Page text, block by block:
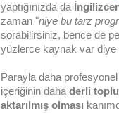
yaptığınızda da
zaman "niye bu tarz
sorabilirsiniz, bence de
yüzlerce kaynak var diye
Parayla daha
içeriğinin dahaderli toplu
aktarılmış olması